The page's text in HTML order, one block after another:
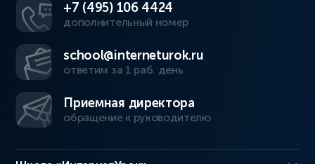
+7 (495) 106 4424
дополнительный номер
school@interneturok.ru
ответим за 1 раб. день
Приемная директора
обращение к руководителю